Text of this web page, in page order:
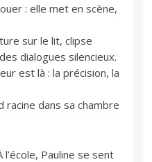
: elle met en scène,
sur le lit, clipse
dialogues silencieux.
est là : la précision, la
dans sa chambre
Pauline se sent